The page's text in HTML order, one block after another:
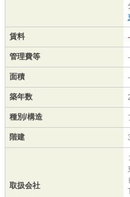
賃料 -
管理費等 -
面積 -
築年数
種別/構造
階建
取扱会社